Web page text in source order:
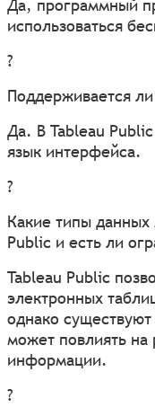
Да, программный
использоваться
?
Поддерживается
Да. В Tableau
язык интерфейса.
?
Какие типы
Public и есть ли
Tableau Public
электронных
однако
может повлиять на
информации.
?